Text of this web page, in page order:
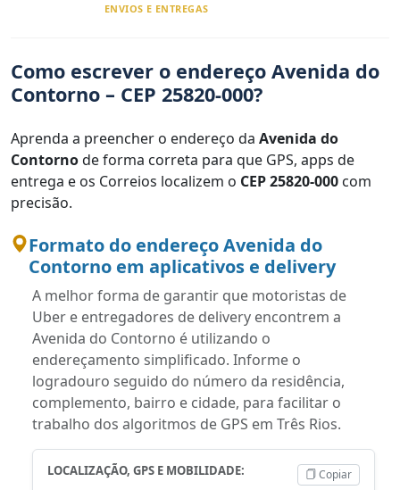
ENVIOS E ENTREGAS
Como escrever o endereço Avenida do
Contorno – CEP 25820-000?
Aprenda a preencher o endereço da Avenida do
Contornode forma correta para que GPS, apps de
entrega e os Correios localizem o CEP 25820-000 com
precisão.
Formato do endereço Avenida do
Contorno em aplicativos e delivery
A melhor forma de garantir que motoristas de
Uber e entregadores de delivery encontrem a
Avenida do Contorno é utilizando o
endereçamento simplificado. Informe o
logradouro seguido do número da residência,
complemento, bairro e cidade, para facilitar o
trabalho dos algoritmos de GPS em Três Rios.
LOCALIZAÇÃO, GPS E MOBILIDADE: Copiar